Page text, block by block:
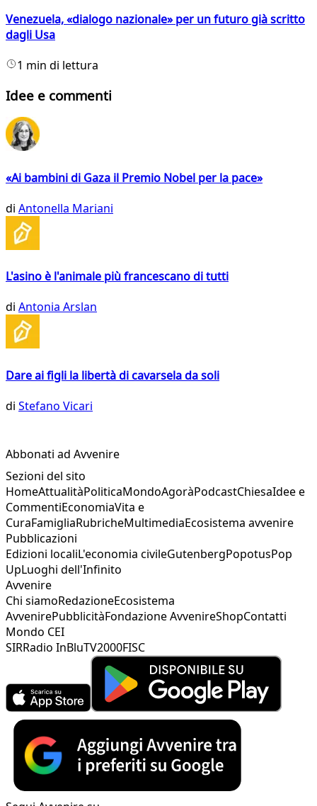
Venezuela, «dialogo nazionale» per un futuro già scritto
dagli Usa
1 min di lettura
Idee e commenti
«Ai bambini di Gaza il Premio Nobel per la pace»
di Antonella Mariani
L'asino è l'animale più francescano di tutti
di Antonia Arslan
Dare ai figli la libertà di cavarsela da soli
di Stefano Vicari
Abbonati ad Avvenire
Sezioni del sito
HomeAttualitàPoliticaMondoAgoràPodcastChiesaIdee e
CommentiEconomiaVita e
CuraFamigliaRubricheMultimediaEcosistema avvenire
Pubblicazioni
Edizioni localiL'economia civileGutenbergPopotusPop
UpLuoghi dell'Infinito
Avvenire
Chi siamoRedazioneEcosistema
AvvenirePubblicitàFondazione AvvenireShopContatti
Mondo CEI
SIRRadio InBluTV2000FISC